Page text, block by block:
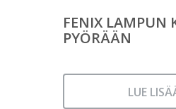
FENIX LAMPUN
PYÖRÄÄN
LUE